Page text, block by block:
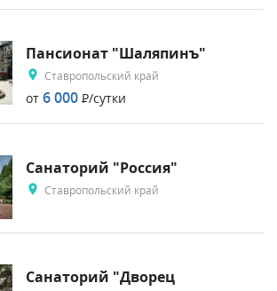
Пансионат "Шаляпинъ"
Ставропольский край
от 6 000 Р/сутки
Санаторий "Россия"
Ставропольский край
Санаторий "Дворец